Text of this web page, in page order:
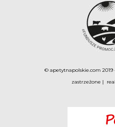
© apetytnapolskie.com 2019
zastrzeżone |